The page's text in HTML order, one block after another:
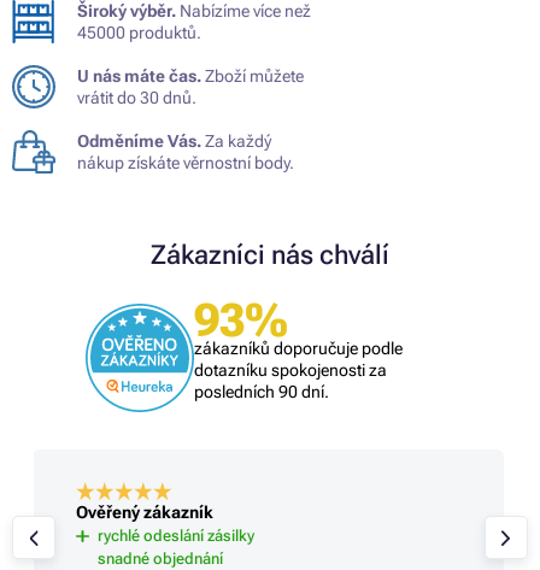
Široký výběr. Nabízíme více než
45000 produktů.
U nás máte čas.Zboží můžete
vrátit do 30 dnů.
Odměníme Vás.Za každý
nákup získáte věrnostní body.
Zákazníci nás chválí
93%
zákazníků doporučuje podle
dotazníku spokojenosti za
posledních 90 dní.
Ověřený zákazník
rychlé odeslání zásilky
snadné objednání